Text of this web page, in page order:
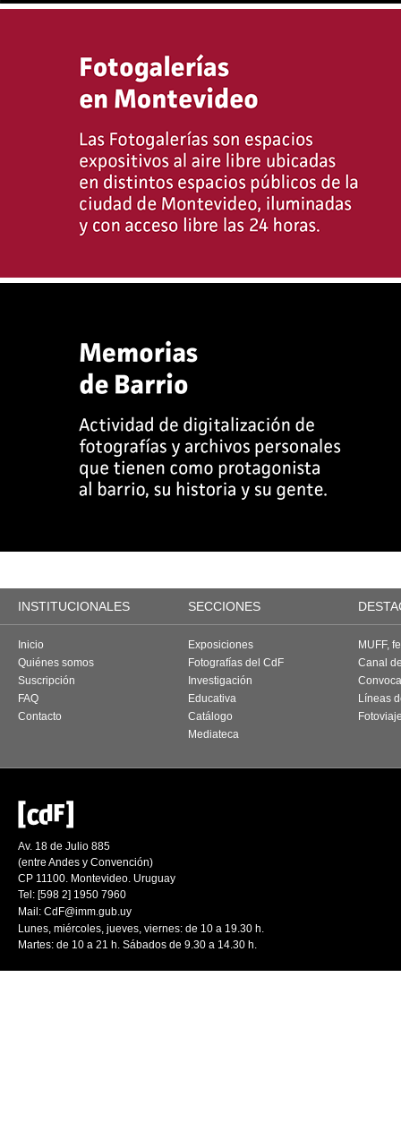
INSTITUCIONALES SECCIONES
Inicio
Quiénes somos
Suscripción
FAQ
Contacto
Exposiciones
Fotografías del CdF
Investigación
Educativa
Catálogo
Mediateca
MUFF,
Canal
Líneas
Av. 18 de Julio 885
(entre Andes y Convención)
CP 11100. Montevideo. Uruguay
Tel: [598 2] 1950 7960
Mail: CdF@imm.gub.uy
Lunes, miércoles, jueves, viernes: de 10 a 19.30 h.
Martes: de 10 a 21 h. Sábados de 9.30 a 14.30 h.